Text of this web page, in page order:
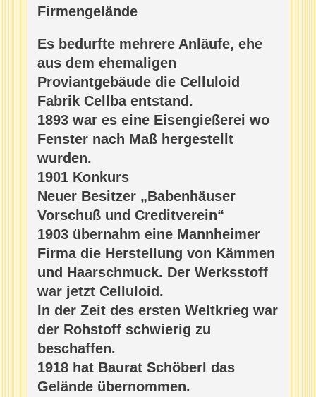
Firmengelände
Es bedurfte mehrere Anläufe, ehe
aus dem ehemaligen
Proviantgebäude die Celluloid
Fabrik Cellba entstand.
1893 war es eine Eisengießerei wo
Fenster nach Maß hergestellt
wurden.
1901 Konkurs
Neuer Besitzer „Babenhäuser
Vorschuß und Creditverein“
1903 übernahm eine Mannheimer
Firma die Herstellung von Kämmen
und Haarschmuck. Der Werksstoff
war jetzt Celluloid.
In der Zeit des ersten Weltkrieg war
der Rohstoff schwierig zu
beschaffen.
1918 hat Baurat Schöberl das
Gelände übernommen.